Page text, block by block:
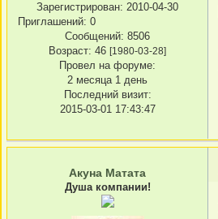
Зарегистрирован: 2010-04-30
Приглашений: 0
Сообщений: 8506
Возраст: 46 [1980-03-28]
Провел на форуме:
2 месяца 1 день
Последний визит:
2015-03-01 17:43:47
Акуна Матата
Душа компании!